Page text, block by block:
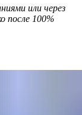
или через
после 100%